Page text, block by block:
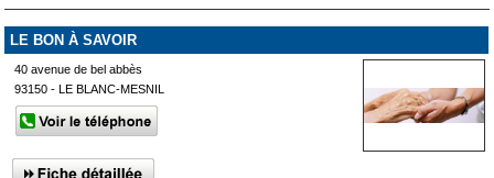
LE BON À SAVOIR
40 avenue de bel abbès
93150 - LE BLANC-MESNIL